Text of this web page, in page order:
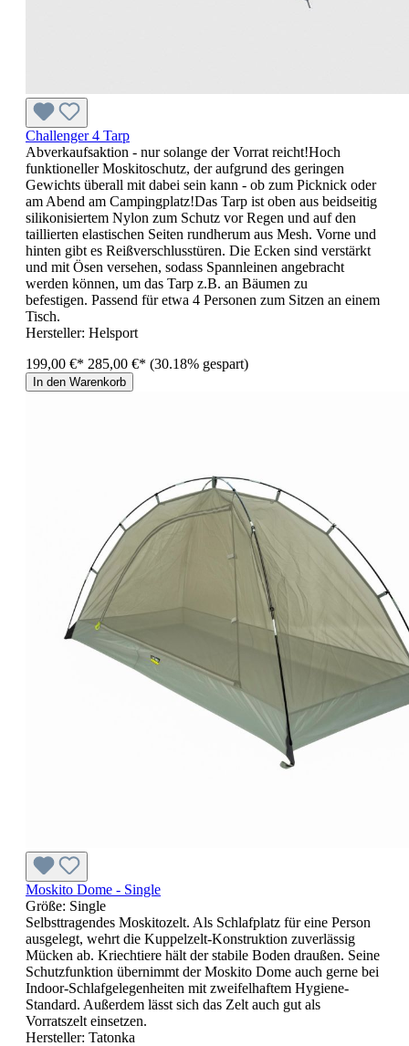
Challenger 4 Tarp
Abverkaufsaktion - nur solange der Vorrat reicht!Hoch
funktioneller Moskitoschutz, der aufgrund des geringen
Gewichts überall mit dabei sein kann - ob zum Picknick oder
am Abend am Campingplatz!Das Tarp ist oben aus beidseitig
silikonisiertem Nylon zum Schutz vor Regen und auf den
taillierten elastischen Seiten rundherum aus Mesh. Vorne und
hinten gibt es Reißverschlusstüren. Die Ecken sind verstärkt
und mit Ösen versehen, sodass Spannleinen angebracht
werden können, um das Tarp z.B. an Bäumen zu
befestigen. Passend für etwa 4 Personen zum Sitzen an einem
Tisch.
Hersteller: Helsport
199,00 €* 285,00 €* (30.18% gespart)
In den Warenkorb
Moskito Dome - Single
Größe: Single
Selbsttragendes Moskitozelt. Als Schlafplatz für eine Person
ausgelegt, wehrt die Kuppelzelt-Konstruktion zuverlässig
Mücken ab. Kriechtiere hält der stabile Boden draußen. Seine
Schutzfunktion übernimmt der Moskito Dome auch gerne bei
Indoor-Schlafgelegenheiten mit zweifelhaftem Hygiene-
Standard. Außerdem lässt sich das Zelt auch gut als
Vorratszelt einsetzen.
Hersteller: Tatonka